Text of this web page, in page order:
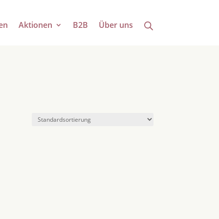
Aktionen B2B Über uns